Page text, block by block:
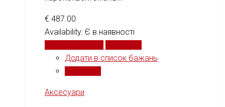
€ 487.00
Availability: Є в наявності
Додати в список бажань
Аксесуари